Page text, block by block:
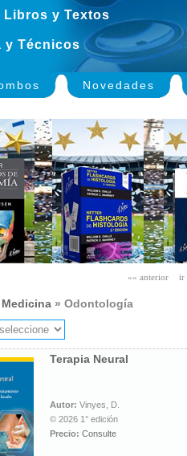
Libros y Textos
y Técnicos
Novedades
» Odontología
Terapia Neural
Autor: Vinyes, D.
© 2026 1° edición
Precio: Consulte